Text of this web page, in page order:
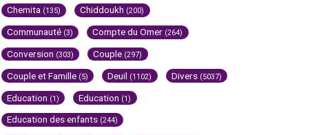
Chemita (135) Chiddoukh (200)
Communauté (3) Compte du Omer (264)
Conversion (303) Couple (297)
Couple et Famille (5) Deuil (1102) Divers (5037)
Education (1) Education (1)
Education des enfants (244)